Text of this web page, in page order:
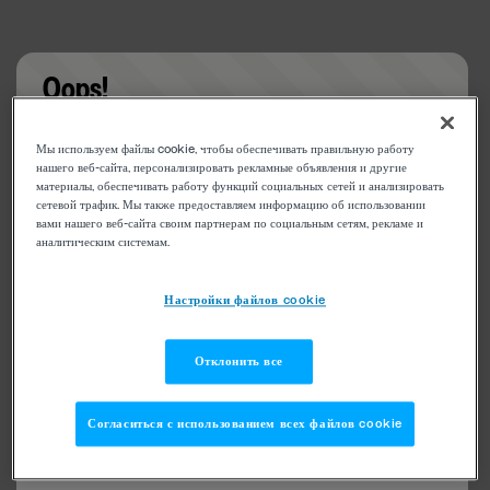
Oops!
Something went wrong. Please try refreshing the
app
Мы используем файлы cookie, чтобы обеспечивать правильную работу
нашего веб-сайта, персонализировать рекламные объявления и другие
материалы, обеспечивать работу функций социальных сетей и анализировать
сетевой трафик. Мы также предоставляем информацию об использовании
вами нашего веб-сайта своим партнерам по социальным сетям, рекламе и
аналитическим системам.
Настройки файлов cookie
Отклонить все
Согласиться с использованием всех файлов cookie